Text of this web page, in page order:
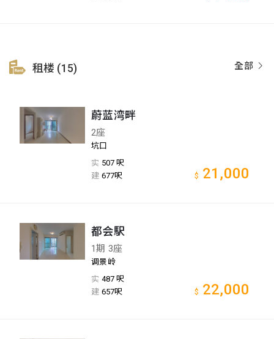
全部
租楼 (15)
蔚蓝湾畔
2座
坑口
实 507 呎
建 677呎 $ 21,000
都会駅
1期 3座
调景岭
实 487 呎
建 657呎 $ 22,000